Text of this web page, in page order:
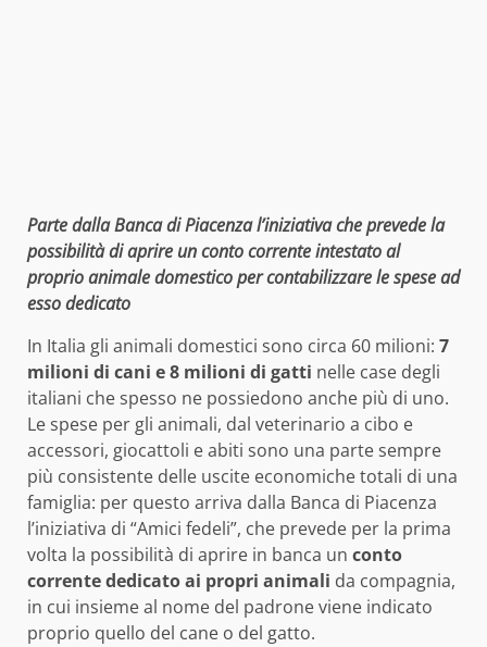
Parte dalla Banca di Piacenza l’iniziativa che prevede la
possibilità di aprire un conto corrente intestato al
proprio animale domestico per contabilizzare le spese ad
esso dedicato
In Italia gli animali domestici sono circa 60 milioni: 7
milioni di cani e 8 milioni di gatti nelle case degli
italiani che spesso ne possiedono anche più di uno.
Le spese per gli animali, dal veterinario a cibo e
accessori, giocattoli e abiti sono una parte sempre
più consistente delle uscite economiche totali di una
famiglia: per questo arriva dalla Banca di Piacenza
l’iniziativa di “Amici fedeli”, che prevede per la prima
volta la possibilità di aprire in banca un conto
corrente dedicato ai propri animali da compagnia,
in cui insieme al nome del padrone viene indicato
proprio quello del cane o del gatto.